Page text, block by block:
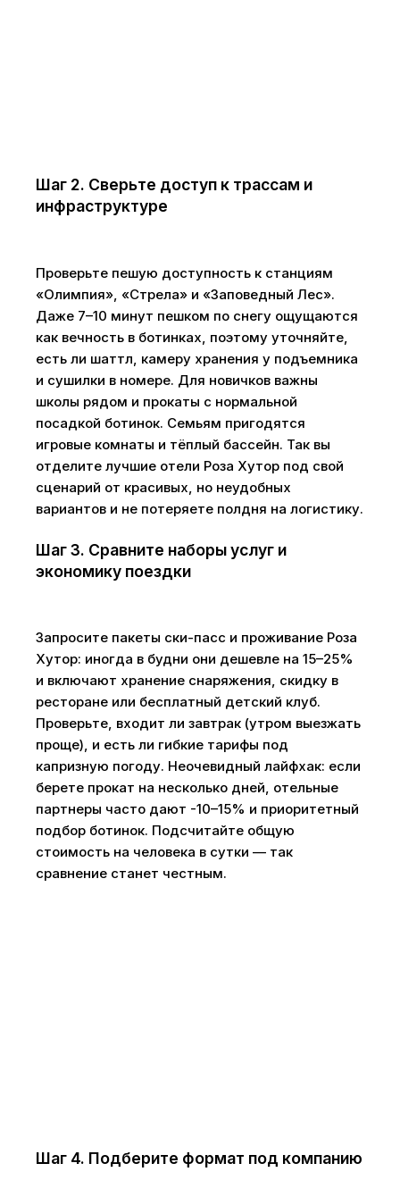
Шаг 2. Сверьте доступ к трассам и
инфраструктуре
Проверьте пешую доступность к станциям
«Олимпия», «Стрела» и «Заповедный Лес».
Даже 7–10 минут пешком по снегу ощущаются
как вечность в ботинках, поэтому уточняйте,
есть ли шаттл, камеру хранения у подъемника
и сушилки в номере. Для новичков важны
школы рядом и прокаты с нормальной
посадкой ботинок. Семьям пригодятся
игровые комнаты и тёплый бассейн. Так вы
отделите лучшие отели Роза Хутор под свой
сценарий от красивых, но неудобных
вариантов и не потеряете полдня на логистику.
Шаг 3. Сравните наборы услуг и
экономику поездки
Запросите пакеты ски-пасс и проживание Роза
Хутор: иногда в будни они дешевле на 15–25%
и включают хранение снаряжения, скидку в
ресторане или бесплатный детский клуб.
Проверьте, входит ли завтрак (утром выезжать
проще), и есть ли гибкие тарифы под
капризную погоду. Неочевидный лайфхак: если
берете прокат на несколько дней, отельные
партнеры часто дают -10–15% и приоритетный
подбор ботинок. Подсчитайте общую
стоимость на человека в сутки — так
сравнение станет честным.
Шаг 4. Подберите формат под компанию